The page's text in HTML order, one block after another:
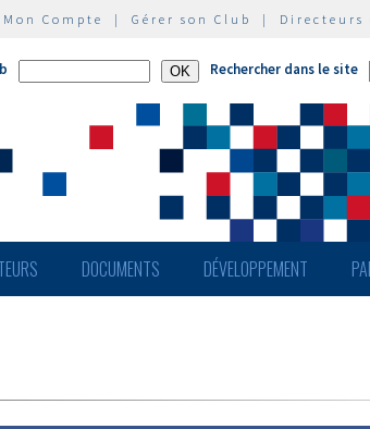
Mon Compte | Gérer son Club | Directeurs
Rechercher dans le site
DOCUMENTS DÉVELOPPEMENT